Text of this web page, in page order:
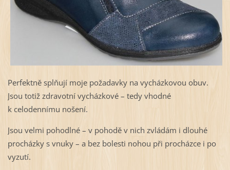
Perfektně splňují moje požadavky na vycházkovou obuv.
Jsou totiž zdravotní vycházkové – tedy vhodné
k celodennímu nošení.
Jsou velmi pohodlné – v pohodě v nich zvládám i dlouhé
procházky s vnuky – a bez bolesti nohou při procházce i po
vyzutí.